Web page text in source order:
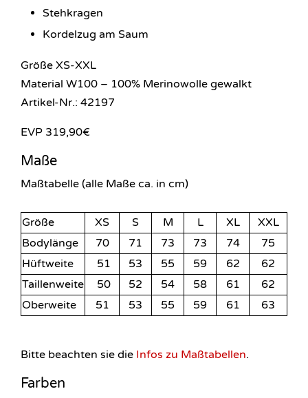
Stehkragen
Kordelzug am Saum
Größe XS-XXL
Material W100 – 100% Merinowolle gewalkt
Artikel-Nr.: 42197
EVP 319,90€
Maße
Maßtabelle (alle Maße ca. in cm)
Größe XS S M L XL
XXL
Bodylänge
70 71 73 73 74
75
Hüftweite
51 53 55 59 62
62
Taillenweite
50 52 54 58 61
62
Oberweite
51 53 55 59 61 63
Bitte beachten sie die Infos zu Maßtabellen.
Farben